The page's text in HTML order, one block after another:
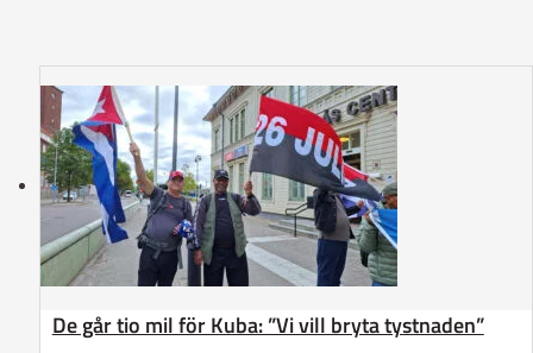
De går tio mil för Kuba: ”Vi vill bryta tystnaden”